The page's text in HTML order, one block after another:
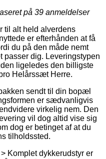
på 39 anmeldelser
til alt held alverdens
er efterhånden at få
du på den måde nemt
passer dig. Leveringstypen
ligeledes den billigste
Helårssæt Herre.
sendt til din bopæl
er sædvanligvis
virkelig nem. Den
vil dog altid vise sig
dog er betinget af at du
tilholdssted.
Komplet dykkerudstyr er